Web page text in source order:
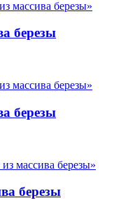
березы
березы
березы